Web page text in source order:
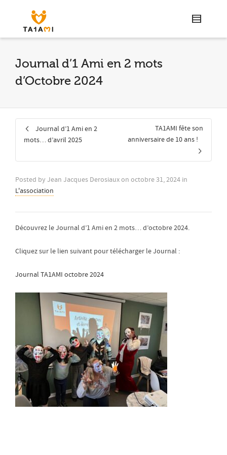
Journal d’1 Ami en 2 mots
d’Octobre 2024
Journal d’1 Ami en 2
mots… d’avril 2025
TA1AMI fête son
anniversaire de 10 ans !
Posted by Jean Jacques Derosiauxon octobre 31, 2024 in
L'association
Découvrez le Journal d’1 Ami en 2 mots… d’octobre 2024.
Cliquez sur le lien suivant pour télécharger le Journal :
Journal TA1AMI octobre 2024